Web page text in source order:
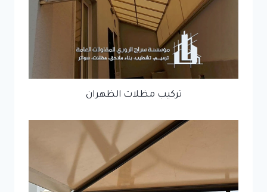
تركيب مظلات الظهران